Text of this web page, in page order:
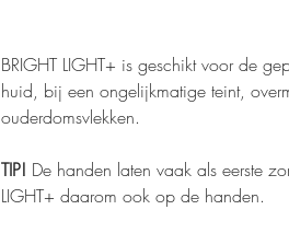
BRIGHT LIGHT+ is geschikt voor de
huid, bij een ongelijkmatige teint,
ouderdomsvlekken.
TIP! De handen laten vaak als eerste
LIGHT+ daarom ook op de handen.